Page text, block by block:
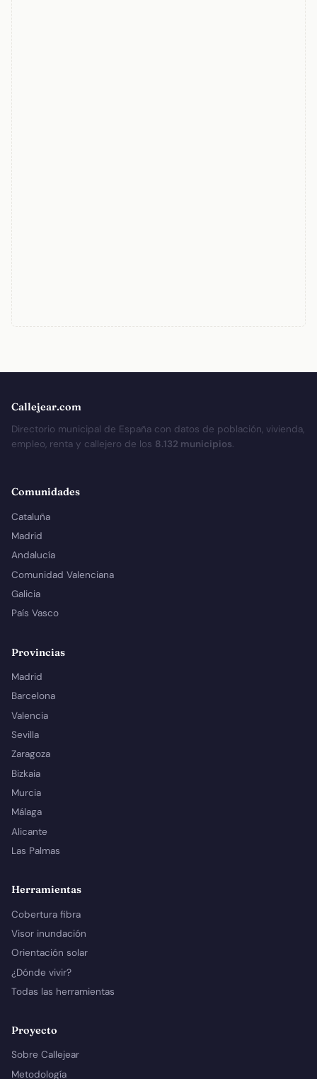
Callejear.com
Directorio municipal de España con datos de población, vivienda,
empleo, renta y callejero de los 8.132 municipios.
Comunidades
Cataluña
Madrid
Andalucía
Comunidad Valenciana
Galicia
País Vasco
Provincias
Madrid
Barcelona
Valencia
Sevilla
Zaragoza
Bizkaia
Murcia
Málaga
Alicante
Las Palmas
Herramientas
Cobertura fibra
Visor inundación
Orientación solar
¿Dónde vivir?
Todas las herramientas
Proyecto
Sobre Callejear
Metodología